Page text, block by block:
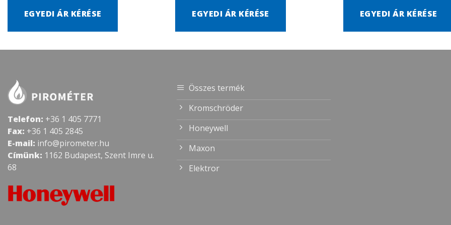
EGYEDI ÁR KÉRÉSE EGYEDI ÁR KÉRÉSE EGYEDI ÁR KÉRÉSE
Telefon: +36 1 405 7771
Fax: +36 1 405 2845
E-mail: info@pirometer.hu
Címünk: 1162 Budapest, Szent Imre u.
68
Összes termék
Kromschröder
Honeywell
Maxon
Elektror